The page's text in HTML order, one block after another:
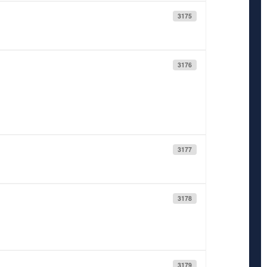
3175
3176
3177
3178
3179